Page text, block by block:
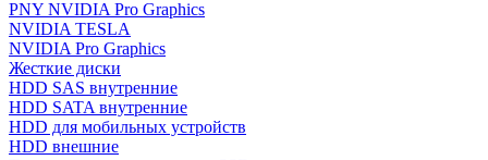
PNY NVIDIA Pro Graphics
NVIDIA TESLA
NVIDIA Pro Graphics
Жесткие диски
HDD SAS внутренние
HDD SATA внутренние
HDD для мобильных устройств
HDD внешние